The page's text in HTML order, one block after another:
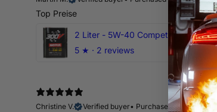
Top Preise
2 Liter - 5W-40 Competition 300V Motul Motoröl
5 ★ · 2 reviews
Christine V.
Verified buyer• Purchased 16 days ago